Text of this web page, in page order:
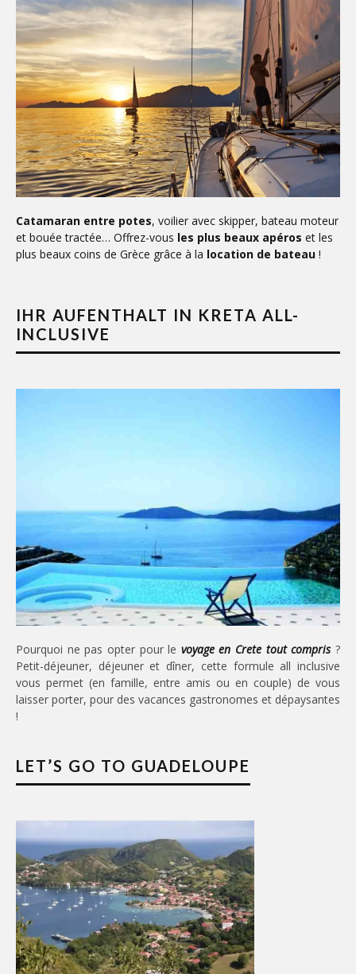
Catamaran entre potes, voilier avec skipper, bateau moteur
et bouée tractée… Offrez-vous les plus beaux apéros et les
plus beaux coins de Grèce grâce à la location de bateau !
IHR AUFENTHALT IN KRETA ALL-
INCLUSIVE
Pourquoi ne pas opter pour le voyage en Crete tout compris?
Petit-déjeuner, déjeuner et dîner, cette formule all inclusive
vous permet (en famille, entre amis ou en couple) de vous
laisser porter, pour des vacances gastronomes et dépaysantes
!
LET’S GO TO GUADELOUPE